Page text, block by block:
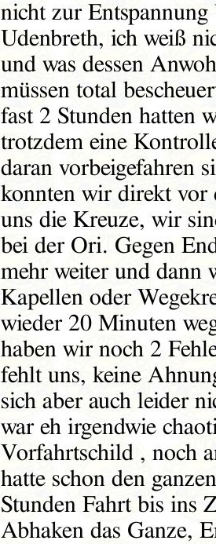
nicht zur
Udenbreth, ich weiß
und was dessen
müssen total
fast 2 Stunden hatten
trotzdem eine
daran vorbeigefahren
konnten wir direkt vor
uns die Kreuze, wir
bei der Ori. Gegen
mehr weiter und dann
Kapellen oder
wieder 20 Minuten
haben wir noch 2
fehlt uns, keine
sich aber auch leider
war eh irgendwie
Vorfahrtschild , noch
hatte schon den
Stunden Fahrt bis ins
Abhaken das Ganze,